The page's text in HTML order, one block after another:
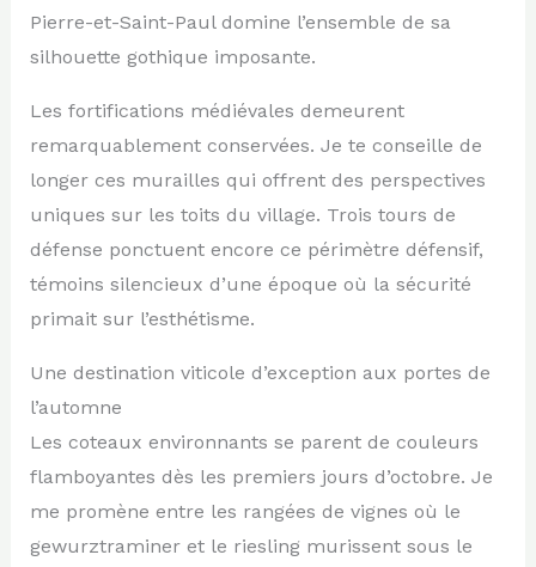
Pierre-et-Saint-Paul domine l’ensemble de sa
silhouette gothique imposante.
Les fortifications médiévales demeurent
remarquablement conservées. Je te conseille de
longer ces murailles qui offrent des perspectives
uniques sur les toits du village. Trois tours de
défense ponctuent encore ce périmètre défensif,
témoins silencieux d’une époque où la sécurité
primait sur l’esthétisme.
Une destination viticole d’exception aux portes de
l’automne
Les coteaux environnants se parent de couleurs
flamboyantes dès les premiers jours d’octobre. Je
me promène entre les rangées de vignes où le
gewurztraminer et le riesling murissent sous le